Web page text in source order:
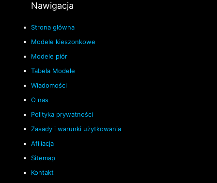
Nawigacja
Strona główna
Modele kieszonkowe
Modele piór
Tabela Modele
Wiadomości
O nas
Polityka prywatności
Zasady i warunki użytkowania
Afiliacja
Sitemap
Kontakt